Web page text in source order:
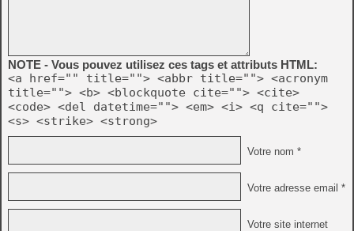
NOTE - Vous pouvez utilisez ces tags et attributs HTML:
<a href="" title=""> <abbr title=""> <acronym
title=""> <b> <blockquote cite=""> <cite>
<code> <del datetime=""> <em> <i> <q cite="">
<s> <strike> <strong>
Votre nom *
Votre adresse email *
Votre site internet